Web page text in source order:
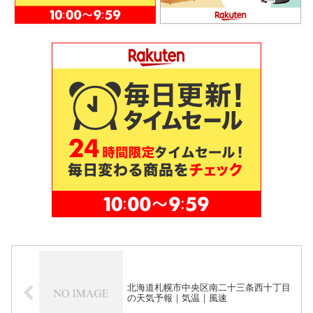
北海道札幌市中央区南二十三条西十丁目
の天気予報｜気温｜風速